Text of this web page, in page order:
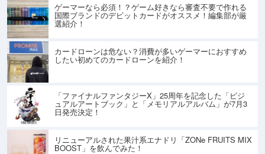
ゲーマーなら必須！？ゲーム好きなら審査不要で作れる
国際ブランドのデビットカードがオススメ！編集部が厳
選紹介！
カードローンは危ない？消費が多いゲーマーにおすすめ
したい初めてのカードローンを紹介！
「ファイナルファンタジーX」25周年を記念した「ビジ
ュアルアートブック」と「メモリアルアルバム」が7月3
日発売決定！
リニューアルされた果汁系エナドリ「ZONe FRUITS MIX
BOOST」を飲んでみた！